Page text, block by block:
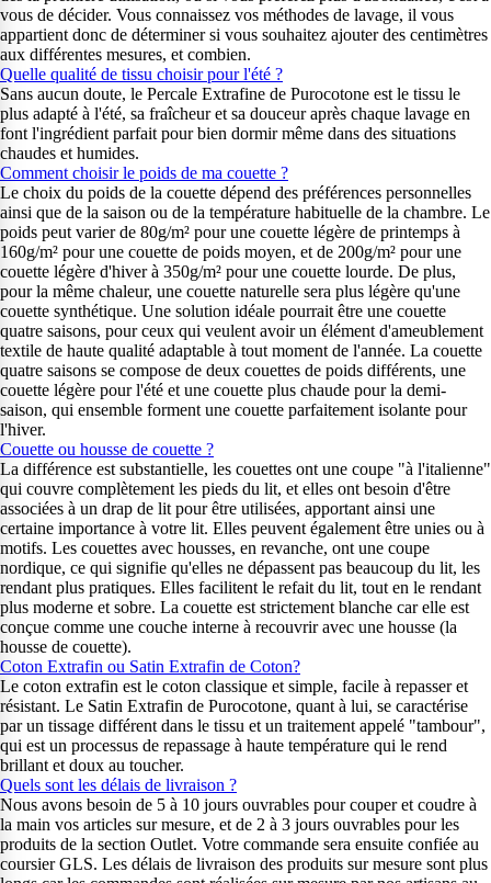
vous de décider. Vous connaissez vos méthodes de lavage, il vous
appartient donc de déterminer si vous souhaitez ajouter des centimètres
aux différentes mesures, et combien.
Quelle qualité de tissu choisir pour l'été ?
Sans aucun doute, le Percale Extrafine de Purocotone est le tissu le
plus adapté à l'été, sa fraîcheur et sa douceur après chaque lavage en
font l'ingrédient parfait pour bien dormir même dans des situations
chaudes et humides.
Comment choisir le poids de ma couette ?
Le choix du poids de la couette dépend des préférences personnelles
ainsi que de la saison ou de la température habituelle de la chambre. Le
poids peut varier de 80g/m² pour une couette légère de printemps à
160g/m² pour une couette de poids moyen, et de 200g/m² pour une
couette légère d'hiver à 350g/m² pour une couette lourde. De plus,
pour la même chaleur, une couette naturelle sera plus légère qu'une
couette synthétique. Une solution idéale pourrait être une couette
quatre saisons, pour ceux qui veulent avoir un élément d'ameublement
textile de haute qualité adaptable à tout moment de l'année. La couette
quatre saisons se compose de deux couettes de poids différents, une
couette légère pour l'été et une couette plus chaude pour la demi-
saison, qui ensemble forment une couette parfaitement isolante pour
l'hiver.
Couette ou housse de couette ?
La différence est substantielle, les couettes ont une coupe "à l'italienne"
qui couvre complètement les pieds du lit, et elles ont besoin d'être
associées à un drap de lit pour être utilisées, apportant ainsi une
certaine importance à votre lit. Elles peuvent également être unies ou à
motifs. Les couettes avec housses, en revanche, ont une coupe
nordique, ce qui signifie qu'elles ne dépassent pas beaucoup du lit, les
rendant plus pratiques. Elles facilitent le refait du lit, tout en le rendant
plus moderne et sobre. La couette est strictement blanche car elle est
conçue comme une couche interne à recouvrir avec une housse (la
housse de couette).
Coton Extrafin ou Satin Extrafin de Coton?
Le coton extrafin est le coton classique et simple, facile à repasser et
résistant. Le Satin Extrafin de Purocotone, quant à lui, se caractérise
par un tissage différent dans le tissu et un traitement appelé "tambour",
qui est un processus de repassage à haute température qui le rend
brillant et doux au toucher.
Quels sont les délais de livraison ?
Nous avons besoin de 5 à 10 jours ouvrables pour couper et coudre à
la main vos articles sur mesure, et de 2 à 3 jours ouvrables pour les
produits de la section Outlet. Votre commande sera ensuite confiée au
coursier GLS. Les délais de livraison des produits sur mesure sont plus